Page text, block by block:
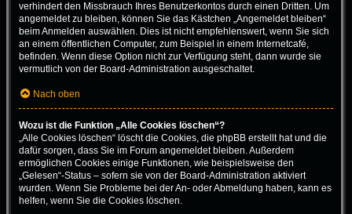
verhindert den Missbrauch Ihres Benutzerkontos durch einen Dritten. Um
angemeldet zu bleiben, können Sie das Kästchen „Angemeldet bleiben“
beim Anmelden auswählen. Dies ist nicht empfehlenswert, wenn Sie sich
an einem öffentlichen Computer, zum Beispiel in einem Internetcafé,
befinden. Wenn diese Option nicht zur Verfügung steht, dann wurde sie
vermutlich von der Board-Administration ausgeschaltet.
Nach oben
Wozu ist die Funktion „Alle Cookies löschen“?
„Alle Cookies löschen“ löscht die Cookies, die phpBB erstellt hat und die
dafür sorgen, dass Sie im Forum angemeldet bleiben. Außerdem
ermöglichen Cookies einige Funktionen, wie beispielsweise den
„Gelesen“-Status – sofern sie von der Board-Administration aktiviert
wurden. Wenn Sie Probleme bei der An- oder Abmeldung haben, kann es
helfen, wenn Sie die Cookies löschen.